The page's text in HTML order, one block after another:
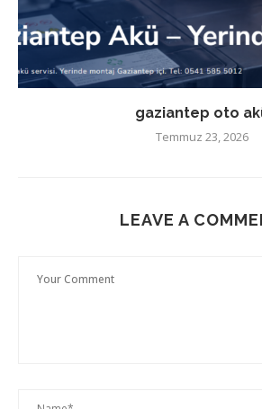
gaziantep oto
Temmuz 23, 2026
LEAVE A